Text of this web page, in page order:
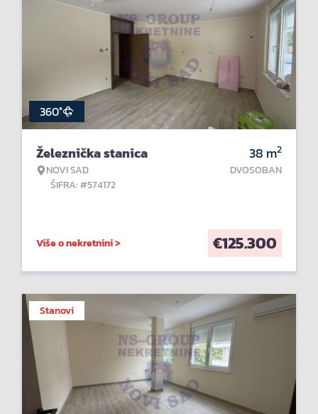
360°
Železnička stanica
NOVI SAD
ŠIFRA: #574172
38 m2
DVOSOBAN
Više o nekretnini > €125.300
Stanovi